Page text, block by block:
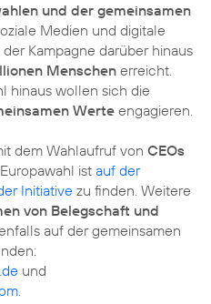
und der gemeinsamen
Medien und digitale
Kampagne darüber hinaus
Menschen erreicht.
hinaus wollen sich die
Werte engagieren.
dem Wahlaufruf von CEOs
ist auf der
Initiative zu finden. Weitere
von Belegschaft und
auf der gemeinsamen
und
.